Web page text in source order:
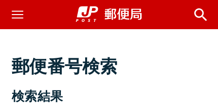
郵便番号検索
検索結果